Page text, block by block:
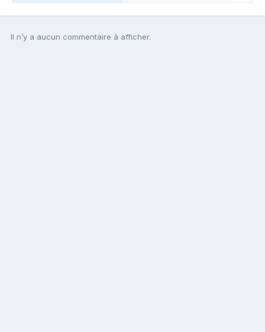
Il n’y a aucun commentaire à afficher.